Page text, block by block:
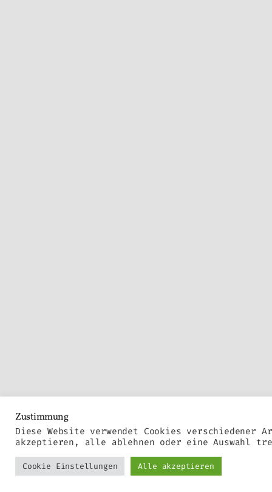
Zustimmung
Diese Website verwendet Cookies verschiedener
akzeptieren, alle ablehnen oder eine Auswahl
Cookie Einstellungen Alle akzeptieren